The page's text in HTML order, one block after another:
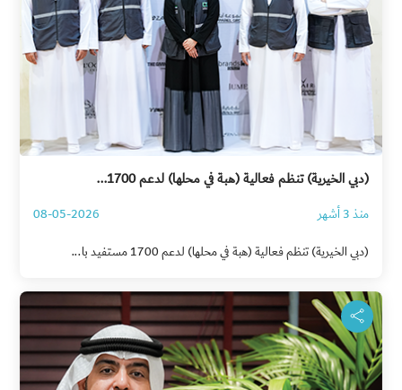
(دبي الخيرية) تنظم فعالية (هبة في محلها) لدعم 1700...
منذ 3 أشهر
08-05-2026
(دبي الخيرية) تنظم فعالية (هبة في محلها) لدعم 1700 مستفيد با...